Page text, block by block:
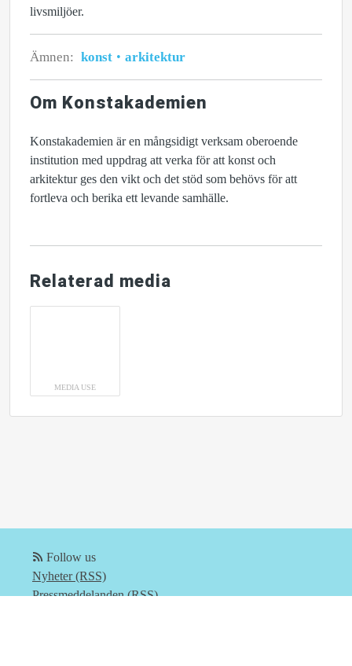
livsmiljöer.
Ämnen: konst arkitektur
Om Konstakademien
Konstakademien är en mångsidigt verksam oberoende
institution med uppdrag att verka för att konst och
arkitektur ges den vikt och det stöd som behövs för att
fortleva och berika ett levande samhälle.
Relaterad media
MEDIA USE
Follow us
Nyheter (RSS)
Pressmeddelanden (RSS)